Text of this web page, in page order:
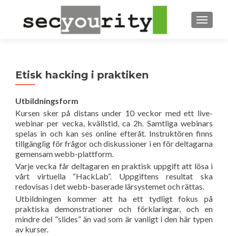
Etisk hacking i praktiken
Utbildningsform
Kursen sker på distans under 10 veckor med ett live-
webinar per vecka, kvällstid, ca 2h. Samtliga webinars
spelas in och kan ses online efteråt. Instruktören finns
tillgänglig för frågor och diskussioner i en för deltagarna
gemensam webb-plattform.
Varje vecka får deltagaren en praktisk uppgift att lösa i
vårt virtuella “HackLab”. Uppgiftens resultat ska
redovisas i det webb-baserade lärsystemet och rättas.
Utbildningen kommer att ha ett tydligt fokus på
praktiska demonstrationer och förklaringar, och en
mindre del “slides” än vad som är vanligt i den här typen
av kurser.